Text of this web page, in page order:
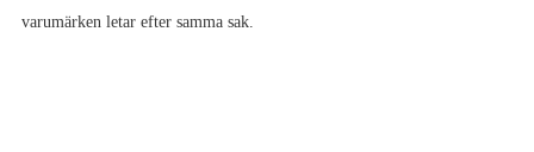
varumärken letar efter samma sak.